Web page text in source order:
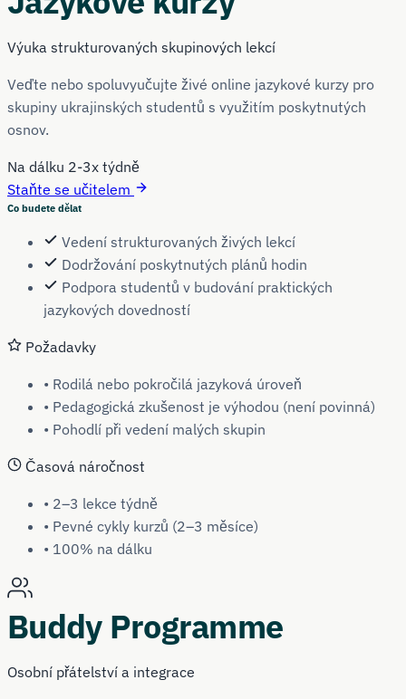
Výuka strukturovaných skupinových lekcí
Veďte nebo spoluvyučujte živé online jazykové kurzy pro
skupiny ukrajinských studentů s využitím poskytnutých
osnov.
Na dálku 2-3x týdně
Staňte se učitelem
Co budete dělat
Vedení strukturovaných živých lekcí
Dodržování poskytnutých plánů hodin
Podpora studentů v budování praktických
jazykových dovedností
Požadavky
• Rodilá nebo pokročilá jazyková úroveň
• Pedagogická zkušenost je výhodou (není povinná)
• Pohodlí při vedení malých skupin
Časová náročnost
• 2–3 lekce týdně
• Pevné cykly kurzů (2–3 měsíce)
• 100% na dálku
Buddy Programme
Osobní přátelství a integrace